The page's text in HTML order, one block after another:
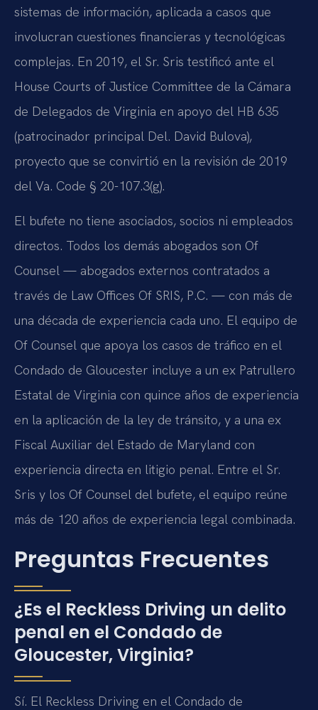
sistemas de información, aplicada a casos que
involucran cuestiones financieras y tecnológicas
complejas. En 2019, el Sr. Sris testificó ante el
House Courts of Justice Committee de la Cámara
de Delegados de Virginia en apoyo del HB 635
(patrocinador principal Del. David Bulova),
proyecto que se convirtió en la revisión de 2019
del Va. Code § 20-107.3(g).
El bufete no tiene asociados, socios ni empleados
directos. Todos los demás abogados son Of
Counsel — abogados externos contratados a
través de Law Offices Of SRIS, P.C. — con más de
una década de experiencia cada uno. El equipo de
Of Counsel que apoya los casos de tráfico en el
Condado de Gloucester incluye a un ex Patrullero
Estatal de Virginia con quince años de experiencia
en la aplicación de la ley de tránsito, y a una ex
Fiscal Auxiliar del Estado de Maryland con
experiencia directa en litigio penal. Entre el Sr.
Sris y los Of Counsel del bufete, el equipo reúne
más de 120 años de experiencia legal combinada.
Preguntas Frecuentes
¿Es el Reckless Driving un delito
penal en el Condado de
Gloucester, Virginia?
Sí. El Reckless Driving en el Condado de